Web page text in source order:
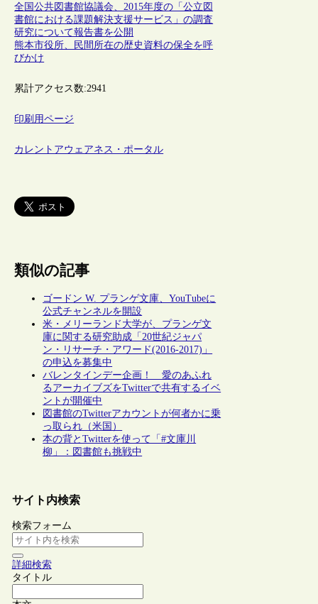
全国公共図書館協議会、2015年度の「公立図
書館における課題解決支援サービス」の調査
研究について報告書を公開
熊本市役所、民間所在の歴史資料の保全を呼
びかけ
累計アクセス数:2941
印刷用ページ
カレントアウェアネス・ポータル
類似の記事
ゴードン W. プランゲ文庫、YouTubeに
公式チャンネルを開設
米・メリーランド大学が、プランゲ文
庫に関する研究助成「20世紀ジャパ
ン・リサーチ・アワード(2016-2017)」
の申込を募集中
バレンタインデー企画！ 愛のあふれ
るアーカイブズをTwitterで共有するイベ
ントが開催中
図書館のTwitterアカウントが何者かに乗
っ取られ（米国）
本の背とTwitterを使って「#文庫川
柳」：図書館も挑戦中
サイト内検索
検索フォーム
詳細検索
タイトル